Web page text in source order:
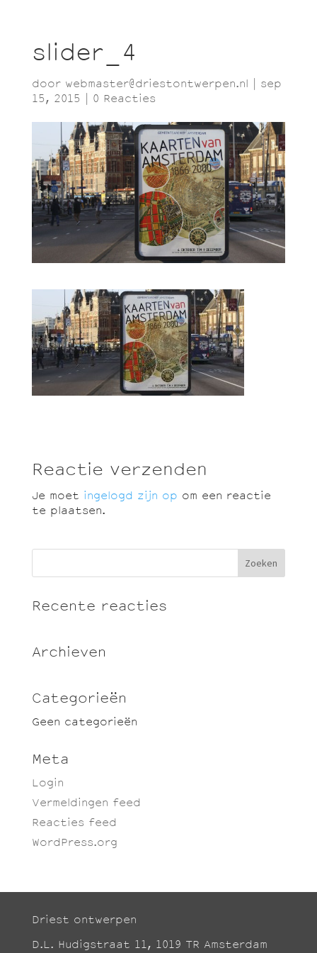
slider_4
door webmaster@driestontwerpen.nl
sep
15, 2015
0 Reacties
Reactie verzenden
Je moet ingelogd zijn op om een reactie
te plaatsen.
Recente reacties
Archieven
Categorieën
Geen categorieën
Meta
Login
Vermeldingen feed
Reacties feed
WordPress.org
Driest ontwerpen
D.L. Hudigstraat 11, 1019 TR Amsterdam